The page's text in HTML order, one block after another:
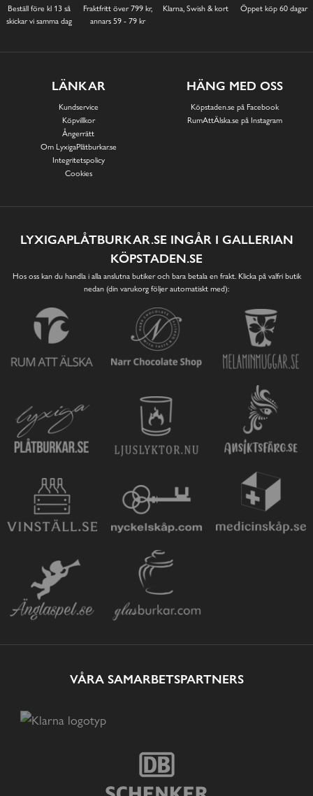
Beställ före kl 13 så
skickar vi samma dag
Fraktfritt över 799 kr,
annars 59 - 79 kr
Klarna, Swish & kort Öppet köp 60 dagar
LÄNKAR
Kundservice
Köpvillkor
Ångerrätt
Om LyxigaPlåtburkar.se
Integritetspolicy
Cookies
HÄNG MED OSS
Köpstaden.se på Facebook
RumAttÄlska.se på Instagram
LYXIGAPLÅTBURKAR.SE INGÅR I GALLERIAN
KÖPSTADEN.SE
Hos oss kan du handla i alla anslutna butiker och bara betala en frakt. Klicka på valfri butik
nedan (din varukorg följer automatiskt med):
VÅRA SAMARBETSPARTNERS